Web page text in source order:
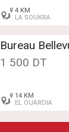
4 KM
LA SOUKRA
1 500 DT
14 KM
EL OUARDIA